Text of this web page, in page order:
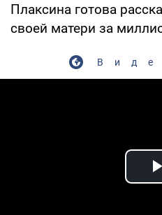
Плаксина готова
своей матери за